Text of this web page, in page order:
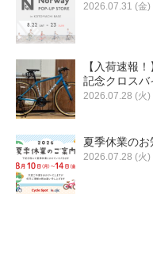
2026.07.31 (金)
【入荷速報
記念クロス
2026.07.28 (火)
夏季休業のお
2026.07.28 (火)